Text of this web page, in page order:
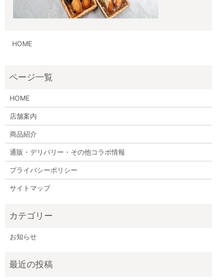
HOME
HOME
店舗案内
商品紹介
通販・デリバリー・その他コラボ情報
プライバシーポリシー
サイトマップ
お知らせ